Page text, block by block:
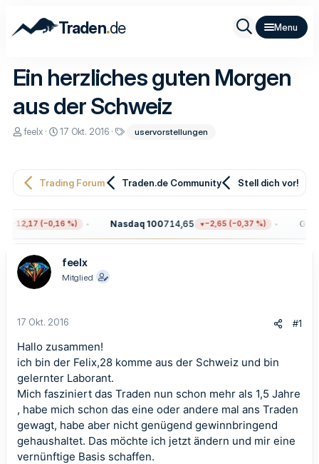
Traden.de
Ein herzliches guten Morgen
aus der Schweiz
E
l
r
feelx
E
l
a
17 Okt. 2016
g
r
uservorstellungen
Trading Forum Traden.de Community Stell dich vor!
−12,17 (−0,16 %) Nasdaq 100714,65 −2,65 (−0,37 %) Gold
feelx
Mitglied
17 Okt. 2016 #1
Hallo zusammen!
ich bin der Felix,28 komme aus der Schweiz und bin
gelernter Laborant.
Mich fasziniert das Traden nun schon mehr als 1,5 Jahre
, habe mich schon das eine oder andere mal ans Traden
gewagt, habe aber nicht genügend gewinnbringend
gehaushaltet. Das möchte ich jetzt ändern und mir eine
vernünftige Basis schaffen.